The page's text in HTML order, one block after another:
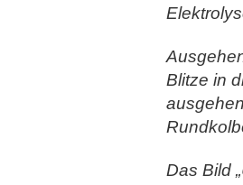
Blitze in
Das Bild